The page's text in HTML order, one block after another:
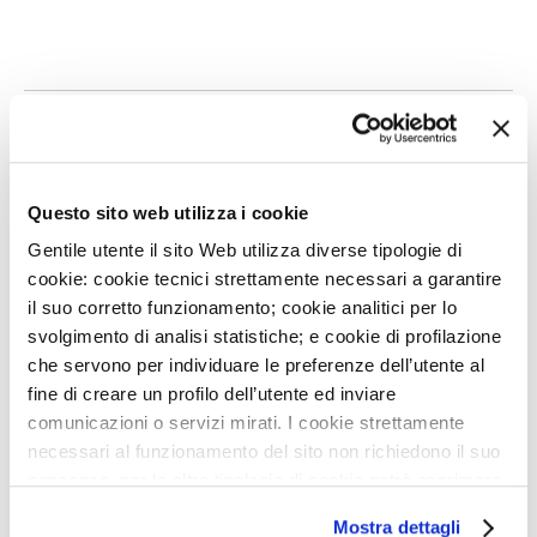
Questo sito web utilizza i cookie
Gentile utente il sito Web utilizza diverse tipologie di
cookie: cookie tecnici strettamente necessari a garantire
il suo corretto funzionamento; cookie analitici per lo
svolgimento di analisi statistiche; e cookie di profilazione
che servono per individuare le preferenze dell’utente al
fine di creare un profilo dell’utente ed inviare
comunicazioni o servizi mirati. I cookie strettamente
necessari al funzionamento del sito non richiedono il suo
Mostra dettagli
→ LEGGI LE ALTRE NOTIZIE DEL MONZINO
NEWS CORRELATE
13APR2017
CUORE LENTO, NON
SEMPRE È D'ATLETA
Tags
BRADICARDIA CLAUDIO TONDO